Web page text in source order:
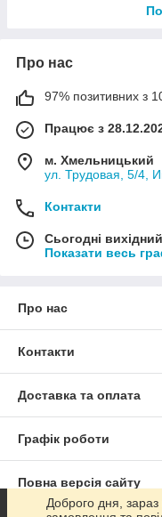
Про нас
97% позитивних з
Працює з
м. Хмельницький
ул. Трудовая, 5/4,
Контакти
Сьогодні вихідний
Показати весь
Про нас
Контакти
Доставка та оплата
Графік роботи
Повна версія сайту
Доброго дня,